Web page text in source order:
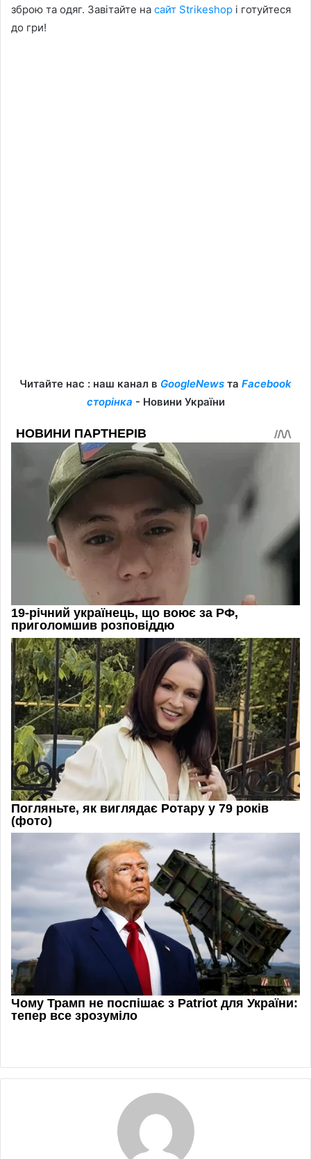
зброю та одяг. Завітайте на сайт Strikeshop і готуйтеся
до гри!
Читайте нас : наш канал в GoogleNews та Facebook
сторінка - Новини України